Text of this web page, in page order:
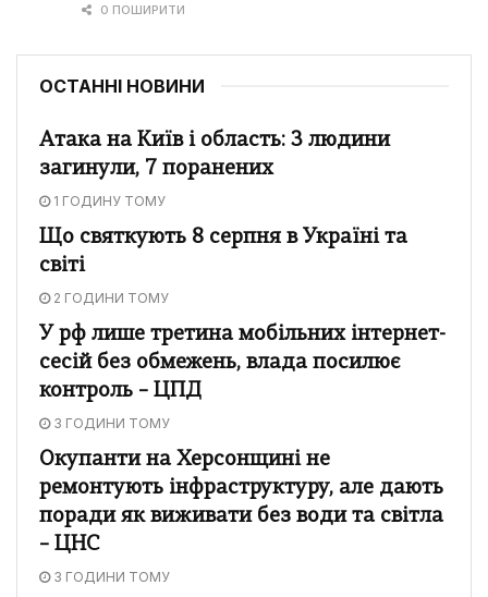
0 ПОШИРИТИ
ОСТАННІ НОВИНИ
Атака на Київ і область: 3 людини
загинули, 7 поранених
1 ГОДИНУ ТОМУ
Що святкують 8 серпня в Україні та
світі
2 ГОДИНИ ТОМУ
У рф лише третина мобільних інтернет-
сесій без обмежень, влада посилює
контроль – ЦПД
3 ГОДИНИ ТОМУ
Окупанти на Херсонщині не
ремонтують інфраструктуру, але дають
поради як виживати без води та світла
– ЦНС
3 ГОДИНИ ТОМУ